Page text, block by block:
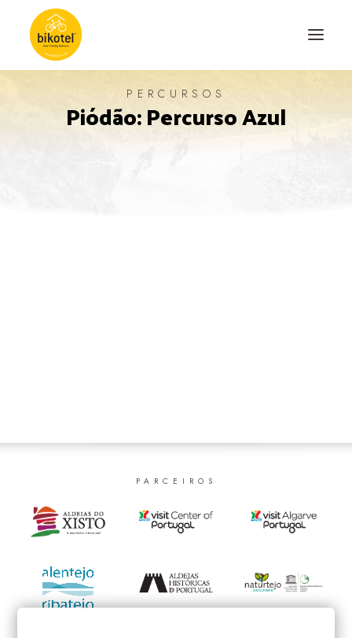
SOBRE NÓS
PERCURSOS
Piódão: Percurso Azul
PARCEIROS